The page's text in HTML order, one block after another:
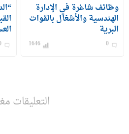
وظائف شاغرة في الإدارة
الهندسية والأشغال بالقوات
البرية
0
1646
التعليقات